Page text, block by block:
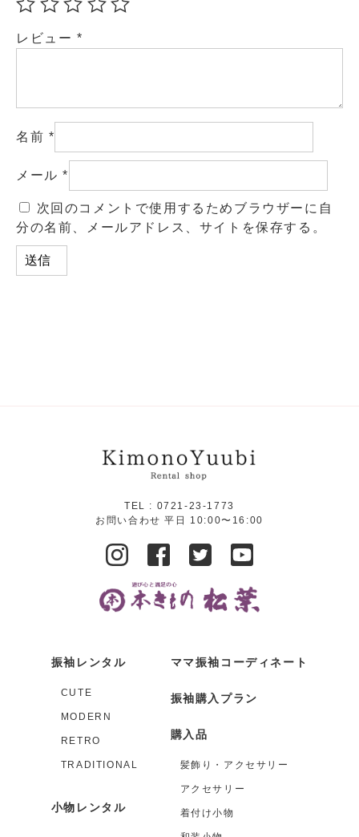
レビュー *
名前 *
メール*
次回のコメントで使用するためブラウザーに自
分の名前、メールアドレス、サイトを保存する。
TEL : 0721-23-1773
お問い合わせ 平日 10:00〜16:00
振袖レンタル
CUTE
MODERN
RETRO
TRADITIONAL
小物レンタル
ママ振袖コーディネート
振袖購入プラン
購入品
髪飾り・アクセサリー
アクセサリー
着付け小物